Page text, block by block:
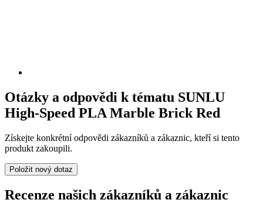
Otázky a odpovědi k tématu SUNLU
High-Speed PLA Marble Brick Red
Získejte konkrétní odpovědi zákazníků a zákaznic, kteří si tento
produkt zakoupili.
Položit nový dotaz
Recenze našich zákazníků a zákaznic